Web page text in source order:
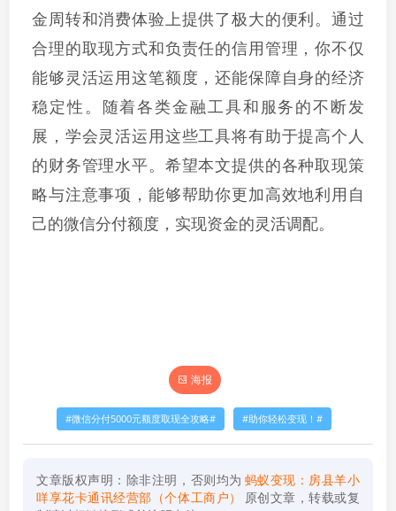
金周转和消费体验上提供了极大的便利。通过
合理的取现方式和负责任的信用管理，你不仅
能够灵活运用这笔额度，还能保障自身的经济
稳定性。随着各类金融工具和服务的不断发
展，学会灵活运用这些工具将有助于提高个人
的财务管理水平。希望本文提供的各种取现策
略与注意事项，能够帮助你更加高效地利用自
己的微信分付额度，实现资金的灵活调配。
海报
微信分付5000元额度取现全攻略 助你轻松变现！
文章版权声明：除非注明，否则均为 蚂蚁变现：房县羊小
咩享花卡通讯经营部（个体工商户）
原创文章，转载或复